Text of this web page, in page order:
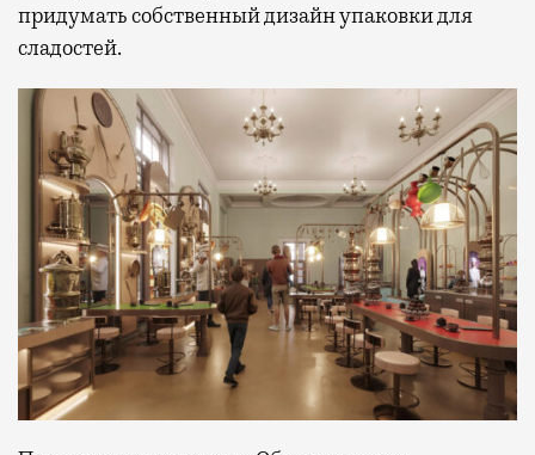
придумать собственный дизайн упаковки для
сладостей.